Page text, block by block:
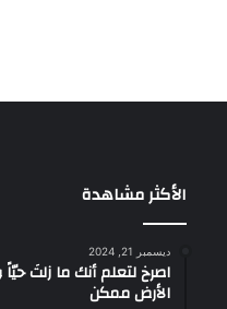
الأكثر مشاهدة
ديسمبر 21, 2024
‫اصرخ لتعلم أنك ما زلتَ
الأرض ممكن